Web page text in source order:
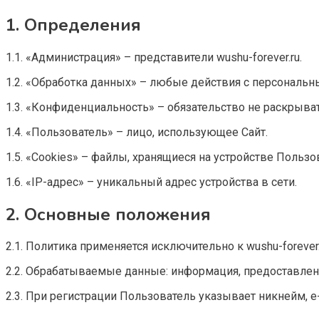
1. Определения
1.1. «Администрация» – представители wushu-forever.ru.
1.2. «Обработка данных» – любые действия с
1.3. «Конфиденциальность» – обязательство не
1.4. «Пользователь» – лицо, использующее Сайт.
1.5. «Cookies» – файлы, хранящиеся на устройстве
1.6. «IP-адрес» – уникальный адрес устройства в сети.
2. Основные положения
2.1. Политика применяется исключительно к wushu-
2.2. Обрабатываемые данные: информация,
2.3. При регистрации Пользователь указывает никнейм,